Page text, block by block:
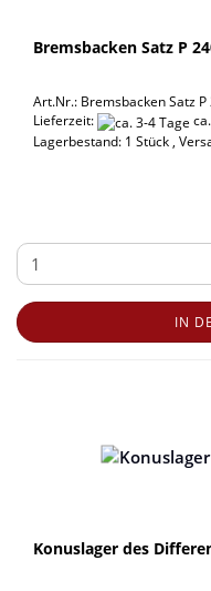
Bremsbacken Satz P
Art.Nr.: Bremsbacken Satz P
Lieferzeit:
Lagerbestand: 1 Stück ,
IN
Konuslager des